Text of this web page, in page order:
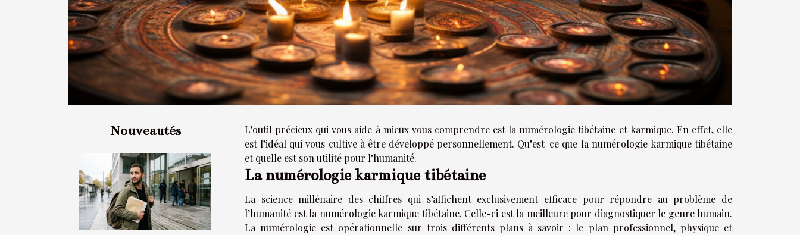
Nouveautés
L’outil précieux qui vous aide à mieux vous comprendre est la numérologie tibétaine et karmique. En effet, elle
est l’idéal qui vous cultive à être développé personnellement. Qu’est-ce que la numérologie karmique tibétaine
et quelle est son utilité pour l’humanité.
La numérologie karmique tibétaine
La science millénaire des chiffres qui s’affichent exclusivement efficace pour répondre au problème de
l’humanité est lanumérologie karmique tibétaine. Celle-ci est la meilleure pour diagnostiquer le genre humain.
La numérologie est opérationnelle sur trois différents plans à savoir : le plan professionnel, physique et